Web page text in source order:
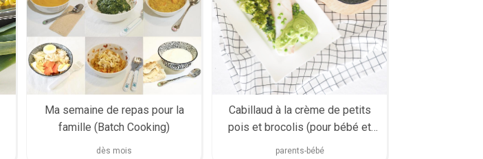
Ma semaine de repas pour la
famille (Batch Cooking)
dès mois
Cabillaud à la crème de petits
pois et brocolis (pour bébé et
toute la famille)
parents-bébé